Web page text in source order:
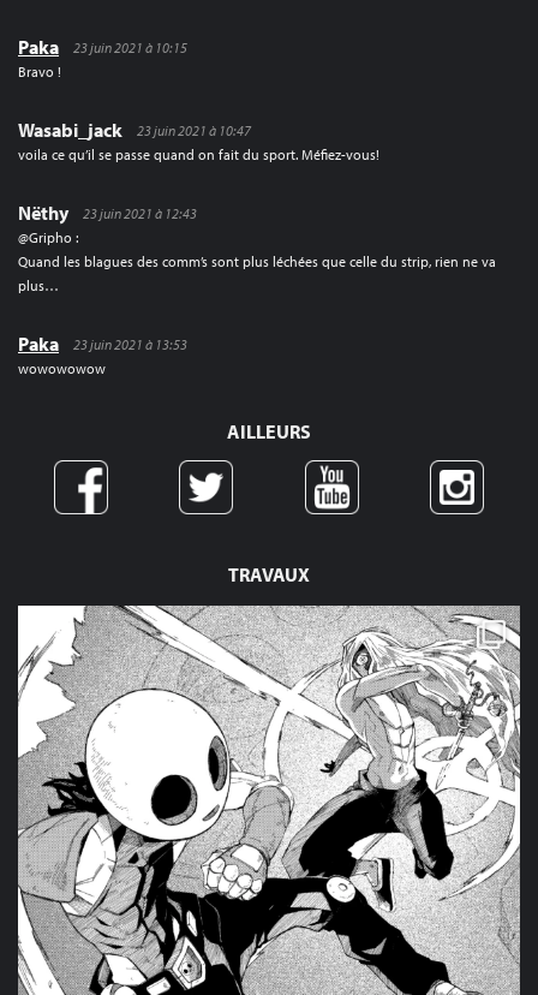
TRAVAUX
Paka
23 juin 2021 à 10:15
Bravo !
Wasabi_jack
23 juin 2021 à 10:47
voila ce qu’il se passe quand on fait du sport. Méfiez-vous!
Nëthy
23 juin 2021 à 12:43
@Gripho :
Quand les blagues des comm’s sont plus léchées que celle du strip, rien ne va
plus…
Paka
23 juin 2021 à 13:53
wowowowow
AILLEURS